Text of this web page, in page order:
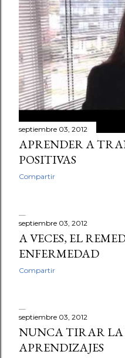
septiembre 03, 2012
APRENDER A
POSITIVAS
Compartir
septiembre 03, 2012
A VECES, EL
ENFERMEDAD
Compartir
septiembre 03, 2012
NUNCA TIRAR LA
APRENDIZAJES